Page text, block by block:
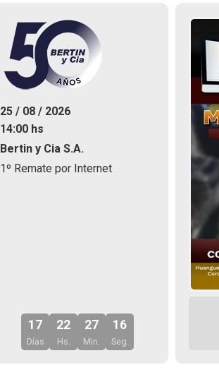
25 / 08 / 2026
14:00 hs
Bertin y Cia S.A.
1º Remate por Internet
17
Días
22
Hs.
27
Min.
14
Seg.